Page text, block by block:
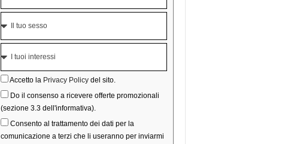
Accetto la Privacy Policydel sito.
Do il consenso a ricevere offerte promozionali
(sezione 3.3 dell'informativa).
Consento al trattamento dei dati per la
comunicazione a terzi che li useranno per inviarmi